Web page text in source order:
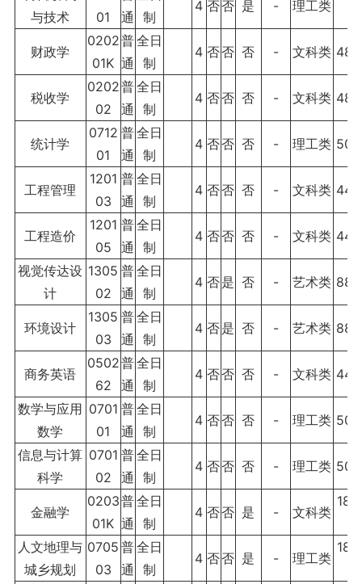
与技术
01
通
制
4 否否 是 - 理工类
财政学
0202
01K
普
通
全日
制
4 否否 否 - 文科类
税收学
0202
02
普
通
全日
制
4 否否 否 - 文科类
统计学
0712
01
普
通
全日
制
4 否否 否 - 理工类
工程管理
1201
03
普
通
全日
制
4 否否 否 - 文科类
工程造价
1201
05
普
通
全日
制
4 否否 否 - 文科类
视觉传达设
计
1305
02
普
通
全日
制
4 否是 否 - 艺术类
环境设计
1305
03
普
通
全日
制
4 否是 否 - 艺术类
商务英语
0502
62
普
通
全日
制
4 否否 否 - 文科类
数学与应用
数学
0701
01
普
通
全日
制
4 否否 否 - 理工类
信息与计算
科学
0701
02
普
通
全日
制
4 否否 否 - 理工类
金融学
0203
01K
普
通
全日
制
4 否否 是 - 文科类
人文地理与
城乡规划
0705
03
普
通
全日
制
4 否否 是 - 理工类